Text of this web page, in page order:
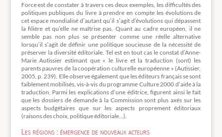
Force est de constater à travers ces deux exemples, les difficultés des
politiques publiques du livre à prendre en compte les évolutions de
cet espace mondialisé d’autant qu’il s’agit d’évolutions qui dépassent
la filière et qu’elle ne maîtrise pas. Quant au cadre européen, il ne
semble pas non plus se présenter comme une réelle alternative
lorsqu’il s’agit de définir une politique soucieuse de la nécessité de
préserver la diversité éditoriale. Tel est en tout cas le constat d’Anne-
Marie Autissier estimant que « le livre et la traduction (sont) les
parents pauvres de la coopération culturelle européenne » (Autissier,
2005, p. 239). Elle observe également que les éditeurs français se sont
faiblement mobilisés, vis-à-vis du programme Culture 2000 d’aide à la
traduction. Parmi les explications d’une éditrice, figurent ainsi le fait
que les dossiers de demande à la Commission sont plus axés sur les
aspects budgétaires que sur les aspects proprement éditoriaux
(raisons des choix, politique éditoriale…).
Les régions : émergence de nouveaux acteurs